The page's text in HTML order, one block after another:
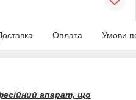
Оплата Умови
апарат, що